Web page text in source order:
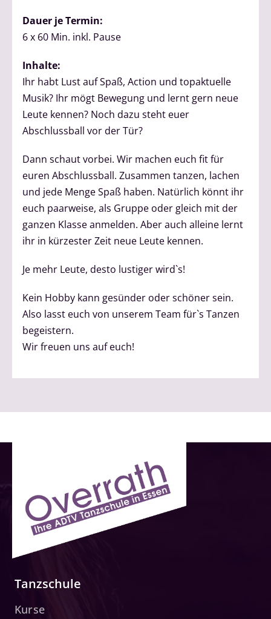
Dauer je Termin:
6 x 60 Min. inkl. Pause
Inhalte:
Ihr habt Lust auf Spaß, Action und topaktuelle
Musik? Ihr mögt Bewegung und lernt gern neue
Leute kennen? Noch dazu steht euer
Abschlussball vor der Tür?
Dann schaut vorbei. Wir machen euch fit für
euren Abschlussball. Zusammen tanzen, lachen
und jede Menge Spaß haben. Natürlich könnt ihr
euch paarweise, als Gruppe oder gleich mit der
ganzen Klasse anmelden. Aber auch alleine lernt
ihr in kürzester Zeit neue Leute kennen.
Je mehr Leute, desto lustiger wird`s!
Kein Hobby kann gesünder oder schöner sein.
Also lasst euch von unserem Team für`s Tanzen
begeistern.
Wir freuen uns auf euch!
Tanzschule
Kurse